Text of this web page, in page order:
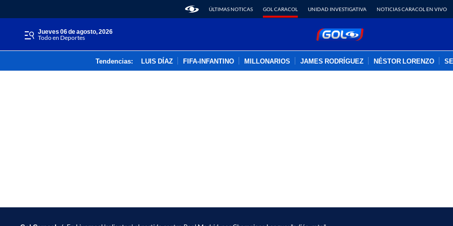
ÚLTIMAS NOTICAS GOL CARACOL UNIDAD INVESTIGATIVA NOTICIAS CARACOL EN VIVO
jueves 06 de agosto, 2026
Todo en Deportes
Tendencias: LUIS DÍAZ FIFA-INFANTINO MILLONARIOS JAMES RODRÍGUEZ NÉSTOR LORENZO